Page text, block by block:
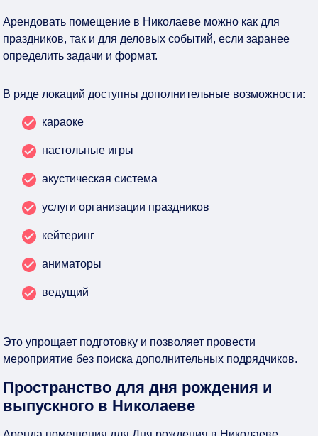
Арендовать помещение в Николаеве можно как для
праздников, так и для деловых событий, если заранее
определить задачи и формат.
В ряде локаций доступны дополнительные возможности:
караоке
настольные игры
акустическая система
услуги организации праздников
кейтеринг
аниматоры
ведущий
Это упрощает подготовку и позволяет провести
мероприятие без поиска дополнительных подрядчиков.
Пространство для дня рождения и
выпускного в Николаеве